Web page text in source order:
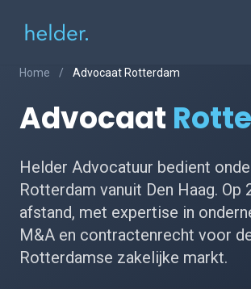
Home / Advocaat Rotterdam
Advocaat
Helder Advocatuur bedient
Rotterdam vanuit Den Haag. Op
afstand, met expertise in
M&A en contractenrecht voor
Rotterdamse zakelijke markt.